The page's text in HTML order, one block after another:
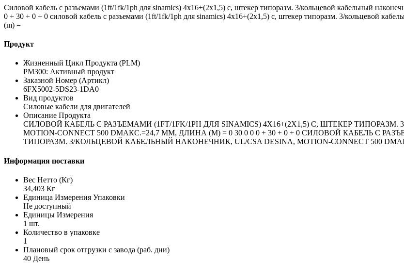
Силовой кабель с разъемами (1ft/1fk/1ph для sinamics) 4x16+(2x1,5) c, штекер типоразм. 3/кольцевой кабельный
0 + 30 + 0 + 0 силовой кабель с разъемами (1ft/1fk/1ph для sinamics) 4x16+(2x1,5) c, штекер типоразм. 3/кольцевой
(m) =
Продукт
Жизненный Цикл Продукта (PLM)
PM300: Активный продукт
Заказной Номер (Артикл)
6FX5002-5DS23-1DA0
Вид продуктов
Силовые кабели для двигателей
Описание Продукта
СИЛОВОЙ КАБЕЛЬ С РАЗЪЕМАМИ (1FT/1FK/1PH ДЛЯ SINAMICS) 4X16+(2X1,5) C, ШТЕКЕР
MOTION-CONNECT 500 DМАКС.=24,7 ММ, ДЛИНА (M) = 0 30 0 0 0 + 30 + 0 + 0 СИЛОВОЙ КАБЕЛЬ С
ТИПОРАЗМ. 3/КОЛЬЦЕВОЙ КАБЕЛЬНЫЙ НАКОНЕЧНИК, UL/CSA DESINA, MOTION-CONNECT 500
Информация поставки
Вес Нетто (Кг)
34,403 Кг
Единица Измерения Упаковки
Не доступный
Единицы Измерения
1 шт.
Количество в упаковке
1
Плановый срок отгрузки с завода (раб. дни)
40 День